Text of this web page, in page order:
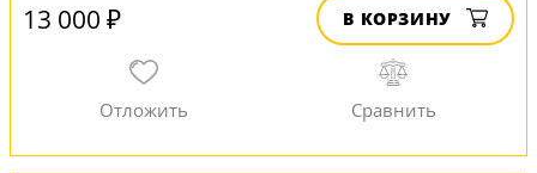
13 000 ₽ В КОРЗИНУ